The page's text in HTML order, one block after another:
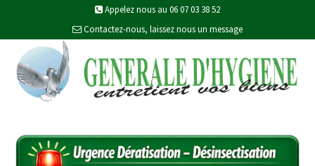
Appelez nous au 06 07 03 38 52
Contactez-nous, laissez nous un message